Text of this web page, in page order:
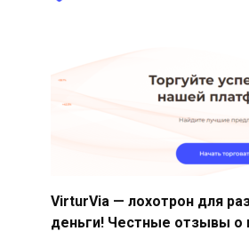
VirturVia — лохотрон для
деньги! Честные отзывы о